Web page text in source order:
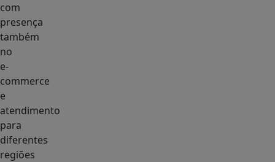
com
presença
também
no
e-
commerce
e
atendimento
para
diferentes
regiões